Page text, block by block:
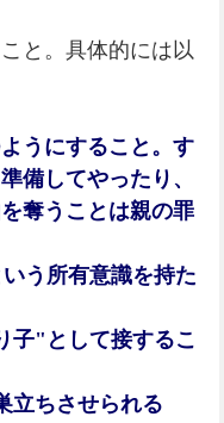
と。具体的には以
うにすること。す
備してやったり、
奪うことは親の罪
う所有意識を持た
子"として接するこ
立ちさせられる